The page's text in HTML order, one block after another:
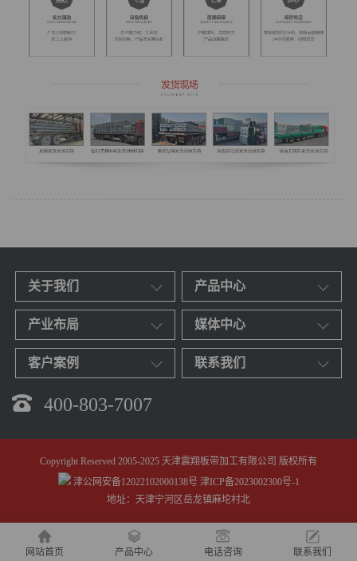
关于我们 产品中心
产业布局 媒体中心
客户案例 联系我们
400-803-7007
Copyright Reserved 2005-2025 天津震翔板带加工有限公司 版权所有
津公网安备12022102000138号 津ICP备2023002300号-1
地址：天津宁河区岳龙镇麻坨村北
网站首页 产品中心 电话咨询 联系我们